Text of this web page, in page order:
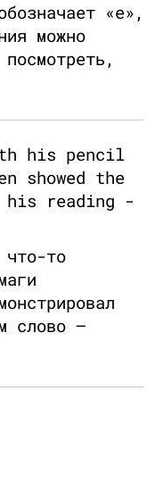
«е»,
можно
his pencil
showed the
reading -
что-то
слово —